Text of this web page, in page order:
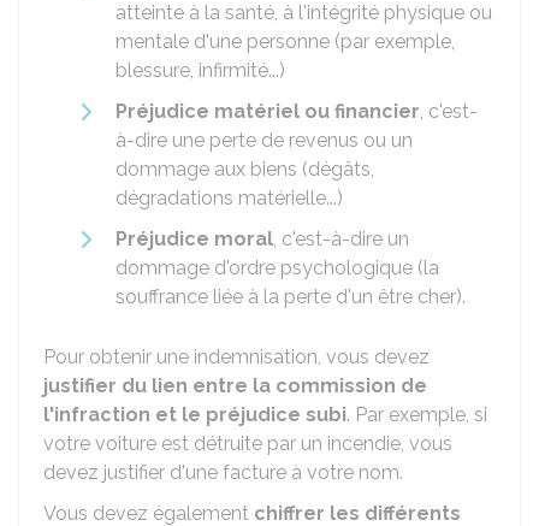
atteinte à la santé, à l'intégrité physique ou
mentale d'une personne (par exemple,
blessure, infirmité...)
Préjudice matériel ou financier, c'est-
à-dire une perte de revenus ou un
dommage aux biens (dégâts,
dégradations matérielle...)
Préjudice moral, c'est-à-dire un
dommage d'ordre psychologique (la
souffrance liée à la perte d'un être cher).
Pour obtenir une indemnisation, vous devez
justifier du lien entre la commission de
l'infraction et le préjudice subi. Par exemple, si
votre voiture est détruite par un incendie, vous
devez justifier d'une facture à votre nom.
Vous devez également chiffrer les différents